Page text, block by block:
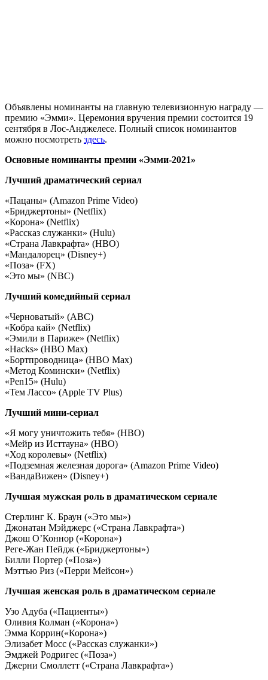
Объявлены номинанты на главную телевизионную награду —
премию «Эмми». Церемония вручения премии состоится 19
сентября в Лос-Анджелесе. Полный список номинантов
можно посмотреть здесь.
Основные номинанты премии «Эмми-2021»
Лучший драматический сериал
«Пацаны» (Amazon Prime Video)
«Бриджертоны» (Netflix)
«Корона» (Netflix)
«Рассказ служанки» (Hulu)
«Страна Лавкрафта» (HBO)
«Мандалорец» (Disney+)
«Поза» (FX)
«Это мы» (NBC)
Лучший комедийный сериал
«Черноватый» (ABC)
«Кобра кай» (Netflix)
«Эмили в Париже» (Netflix)
«Hacks» (HBO Max)
«Бортпроводница» (HBO Max)
«Метод Комински» (Netflix)
«Pen15» (Hulu)
«Тем Лассо» (Apple TV Plus)
Лучший мини-сериал
«Я могу уничтожить тебя» (HBO)
«Мейр из Исттауна» (HBO)
«Ход королевы» (Netflix)
«Подземная железная дорога» (Amazon Prime Video)
«ВандаВижен» (Disney+)
Лучшая мужская роль в драматическом сериале
Стерлинг К. Браун («Это мы»)
Джонатан Мэйджерс («Страна Лавкрафта»)
Джош О’Коннор («Корона»)
Реге-Жан Пейдж («Бриджертоны»)
Билли Портер («Поза»)
Мэттью Риз («Перри Мейсон»)
Лучшая женская роль в драматическом сериале
Узо Адуба («Пациенты»)
Оливия Колман («Корона»)
Эмма Коррин(«Корона»)
Элизабет Мосс («Рассказ служанки»)
Эмджей Родригес («Поза»)
Джерни Смоллетт («Страна Лавкрафта»)